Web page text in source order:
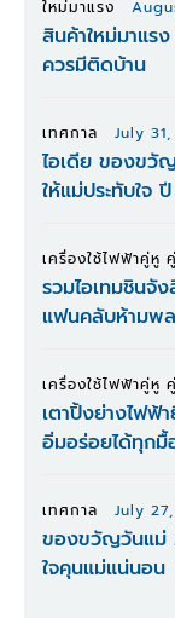
ใหม่มาแรง
สินค้าใหม่มาแร
ควรมีติดบ้าน
เทศกาล July
ไอเดีย ของขวั
ให้แม่ประทับใจ
เครื่องใช้ไฟฟ้าคู่หู
รวมไอเทมชินจั
แฟนคลับห้ามพ
เครื่องใช้ไฟฟ้าคู่หู
เตาปิ้งย่างไฟฟ้
อิ่มอร่อยได้ทุกมื้
เทศกาล July
ของขวัญวันแม่
ใจคุนแม่แน่นอน